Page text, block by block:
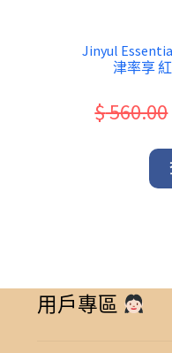
Jinyul
津率享
$560.00
用戶專區